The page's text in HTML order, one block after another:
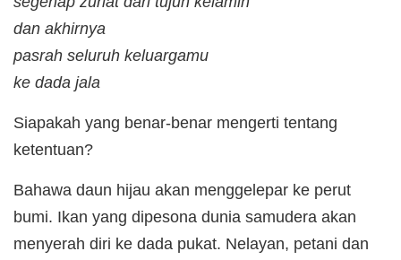
dan akhirnya
pasrah seluruh keluargamu
ke dada jala
Siapakah yang benar-benar mengerti tentang
ketentuan?
Bahawa daun hijau akan menggelepar ke perut
bumi. Ikan yang dipesona dunia samudera akan
menyerah diri ke dada pukat. Nelayan, petani dan